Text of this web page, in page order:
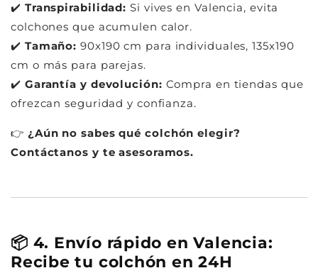
✔️ Transpirabilidad: Si vives en Valencia, evita
colchones que acumulen calor.
✔️ Tamaño: 90x190 cm para individuales, 135x190
cm o más para parejas.
✔️ Garantía y devolución: Compra en tiendas que
ofrezcan seguridad y confianza.
👉 ¿Aún no sabes qué colchón elegir?
Contáctanos y te asesoramos.
📦 4. Envío rápido en Valencia:
Recibe tu colchón en 24H